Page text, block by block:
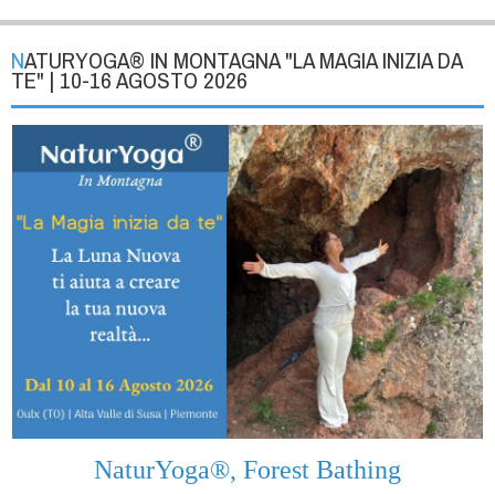
NATURYOGA® IN MONTAGNA "LA MAGIA INIZIA DA
TE" | 10-16 AGOSTO 2026
NaturYoga®, Forest Bathing